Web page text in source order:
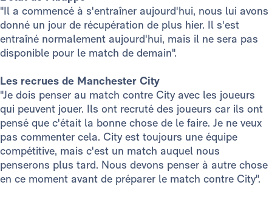
"Il a commencé à s'entraîner aujourd'hui, nous lui avons
donné un jour de récupération de plus hier. Il s'est
entraîné normalement aujourd'hui, mais il ne sera pas
disponible pour le match de demain".
Les recrues de Manchester City
"Je dois penser au match contre City avec les joueurs
qui peuvent jouer. Ils ont recruté des joueurs car ils ont
pensé que c'était la bonne chose de le faire. Je ne veux
pas commenter cela. City est toujours une équipe
compétitive, mais c'est un match auquel nous
penserons plus tard. Nous devons penser à autre chose
en ce moment avant de préparer le match contre City".